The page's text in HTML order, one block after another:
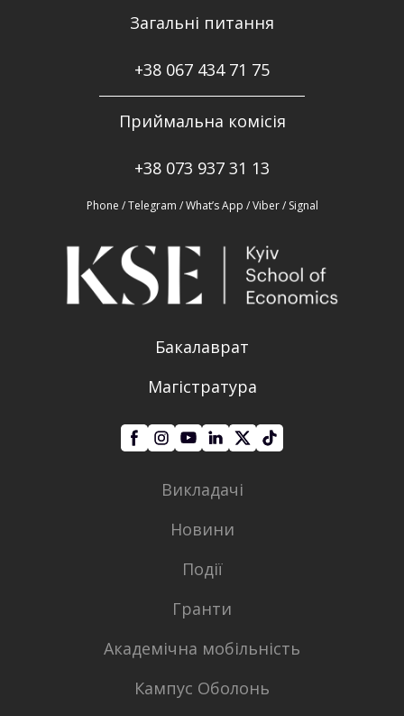
Загальні питання
+38 067 434 71 75
Приймальна комісія
+38 073 937 31 13
Phone / Telegram / What’s App / Viber / Signal
Бакалаврат
Магістратура
Викладачі
Новини
Події
Гранти
Академічна мобільність
Кампус Оболонь